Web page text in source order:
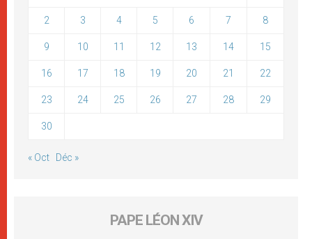
2 3 4 5 6 7 8
9 10 11 12 13 14 15
16 17 18 19 20 21 22
23 24 25 26 27 28 29
30
« Oct Déc »
PAPE LÉON XIV